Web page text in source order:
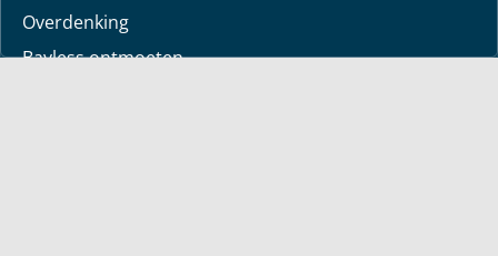
Overdenking
Bayless ontmoeten